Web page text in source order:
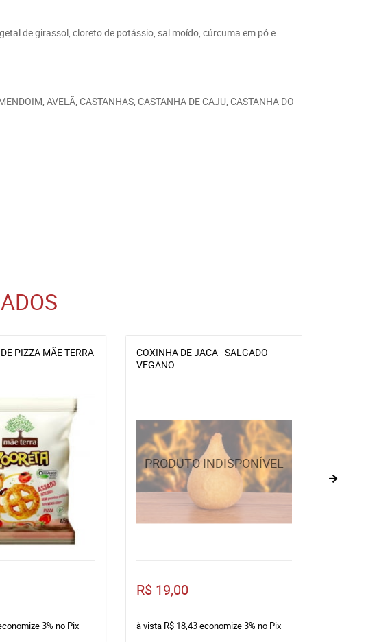
de girassol, cloreto de potássio, sal moído, cúrcuma em pó e
AVELÃ, CASTANHAS, CASTANHA DE CAJU, CASTANHA DO
PIZZA MÃE TERRA
3% no Pix
COXINHA DE JACA - SALGADO
VEGANO
R$ 19,00
à vista R$ 18,43economize3% no Pix